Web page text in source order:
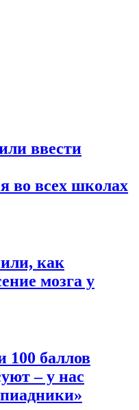
ввести
во всех школах
как
мозга у
баллов
– у нас